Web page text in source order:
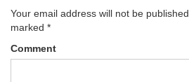
Your email address will not be published.
marked *
Comment